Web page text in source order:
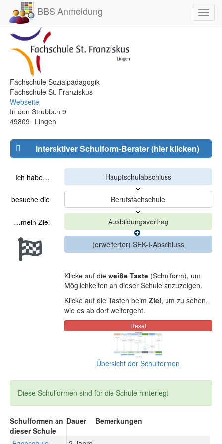
BBS Anmeldung
Fachschule Sozialpädagogik
Fachschule St. Franziskus
Webseite
In den Strubben 9
49809 Lingen
Interaktiver Schulform-Berater (hier klicken)
Ich habe…
besuche die
…mein Ziel
Klicke auf die weiße Taste(Schulform), um
Möglichkeiten an dieser Schule anzuzeigen.
Klicke auf die Tasten beim Ziel, um zu sehen,
wie es ab dort weitergeht.
Übersicht der Schulformen
Diese Schulformen sind für die Schule hinterlegt
Schulformen an
dieser Schule
Dauer Bemerkungen